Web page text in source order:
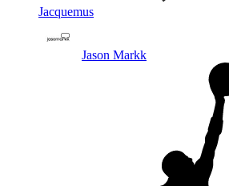
Jacquemus
Jason Markk